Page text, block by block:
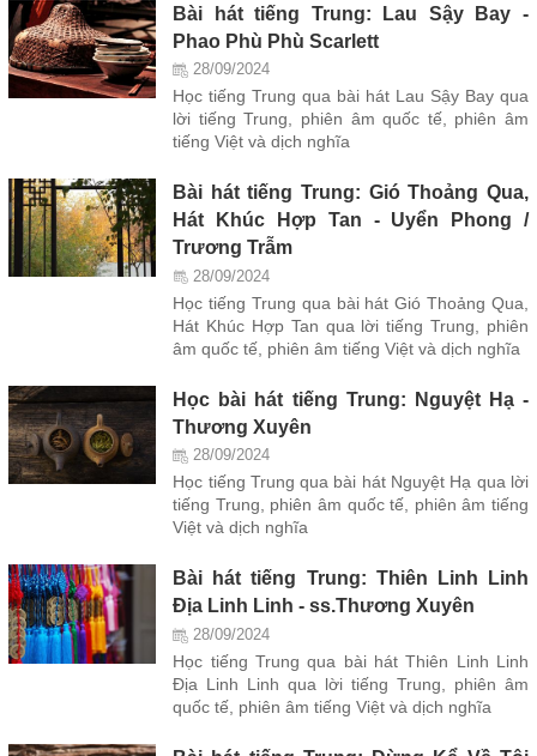
Bài hát tiếng Trung: Lau Sậy Bay -
Phao Phù Phù Scarlett
28/09/2024
Học tiếng Trung qua bài hát Lau Sậy Bay qua
lời tiếng Trung, phiên âm quốc tế, phiên âm
tiếng Việt và dịch nghĩa
Bài hát tiếng Trung: Gió Thoảng Qua,
Hát Khúc Hợp Tan - Uyển Phong /
Trương Trẫm
28/09/2024
Học tiếng Trung qua bài hát Gió Thoảng Qua,
Hát Khúc Hợp Tan qua lời tiếng Trung, phiên
âm quốc tế, phiên âm tiếng Việt và dịch nghĩa
Học bài hát tiếng Trung: Nguyệt Hạ -
Thương Xuyên
28/09/2024
Học tiếng Trung qua bài hát Nguyệt Hạ qua lời
tiếng Trung, phiên âm quốc tế, phiên âm tiếng
Việt và dịch nghĩa
Bài hát tiếng Trung: Thiên Linh Linh
Địa Linh Linh - ss.Thương Xuyên
28/09/2024
Học tiếng Trung qua bài hát Thiên Linh Linh
Địa Linh Linh qua lời tiếng Trung, phiên âm
quốc tế, phiên âm tiếng Việt và dịch nghĩa